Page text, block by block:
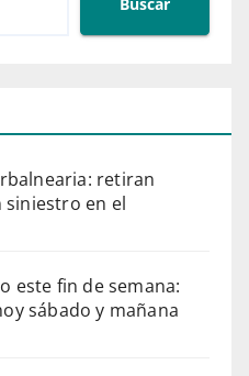
Buscar
retiran
siniestro en el
este fin de semana:
sábado y mañana